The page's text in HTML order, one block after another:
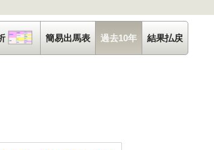
血統分析
簡易出馬表 過去10年 結果払戻